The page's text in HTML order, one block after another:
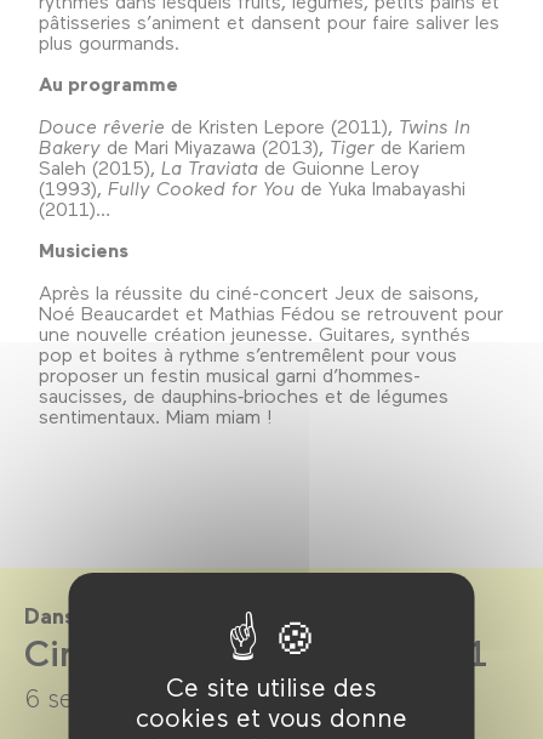
Ce site utilise des
cookies et vous donne
pâtisseries s’animent et dansent pour faire saliver les
plus gourmands.
Au programme
Douce rêverie de Kristen Lepore (2011), Twins In
Bakery de Mari Miyazawa (2013), Tiger de Kariem
Saleh (2015), La Traviata de Guionne Leroy
(1993), Fully Cooked for You de Yuka Imabayashi
(2011)…
Musiciens
Après la réussite du ciné-concert Jeux de saisons,
Noé Beaucardet et Mathias Fédou se retrouvent pour
une nouvelle création jeunesse. Guitares, synthés
pop et boites à rythme s’entremêlent pour vous
proposer un festin musical garni d’hommes-
saucisses, de dauphins‑brioches et de légumes
sentimentaux. Miam miam !
Dans le cadre de
CinéKids saison 2020-2021
6 septembre 2020 → 7 juillet 2021